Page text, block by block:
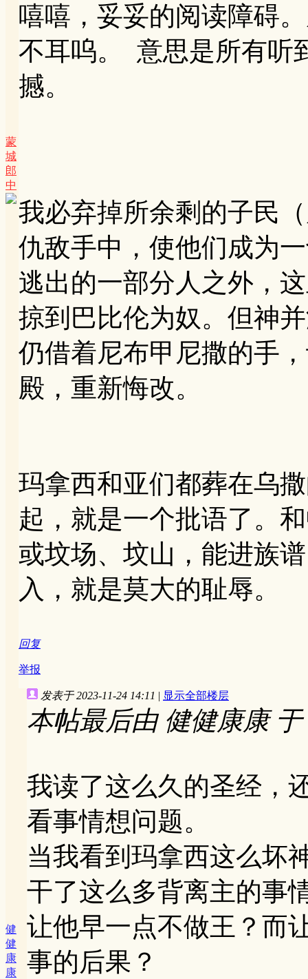
蒙
城
郎
中
嘻嘻，妥妥的阅读障碍
不耳呜。 意思是所有听
撼。
我必弃掉所余剩的子民
仇敌手中，使他们成为
逃出的一部分人之外，
掠到巴比伦为奴。但神
仍借着尼布甲尼撒的手
殿，重新悔改。
玛拿西和亚们都葬在乌
起，就是一个批语了。
或坟场、坟山，能进族
入，就是莫大的耻辱。
回复
举报
健
健
康
康
发表于 2023-11-24 14:11 | 显示全部楼层
本帖最后由 健健康康 于
我读了这么久的圣经，
看事情想问题。
当我看到玛拿西这么坏
干了这么多背离主的事
让他早一点不做王？而
事的后果？